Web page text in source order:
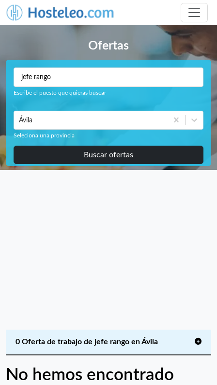
Ofertas
Escribe el puesto que quieras buscar
Ávila
Seleciona una provincia
Buscar ofertas
0 Oferta de trabajo de jefe rango en Ávila
No hemos encontrado